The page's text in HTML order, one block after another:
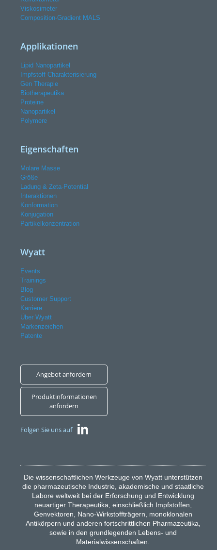
Viskosimeter
Composition-Gradient MALS
Applikationen
Lipid Nanopartikel
Impfstoff-Charakterisierung
Gen Therapie
Biotherapeutika
Proteine
Nanopartikel
Polymere
Eigenschaften
Molare Masse
Größe
Ladung & Zeta-Potential
Interaktionen
Konformation
Konjugation
Partikelkonzentration
Wyatt
Events
Trainings
Blog
Customer Support
Karriere
Über Wyatt
Markenzeichen
Patente
Angebot anfordern
Produktinformationen
anfordern
Folgen Sie uns auf
Die wissenschaftlichen Werkzeuge von Wyatt unterstützen
die pharmazeutische Industrie, akademische und staatliche
Labore weltweit bei der Erforschung und Entwicklung
neuartiger Therapeutika, einschließlich Impfstoffen,
Genvektoren, Nano-Wirkstoffträgern, monoklonalen
Antikörpern und anderen fortschrittlichen Pharmazeutika,
sowie in den grundlegenden Lebens- und
Materialwissenschaften.